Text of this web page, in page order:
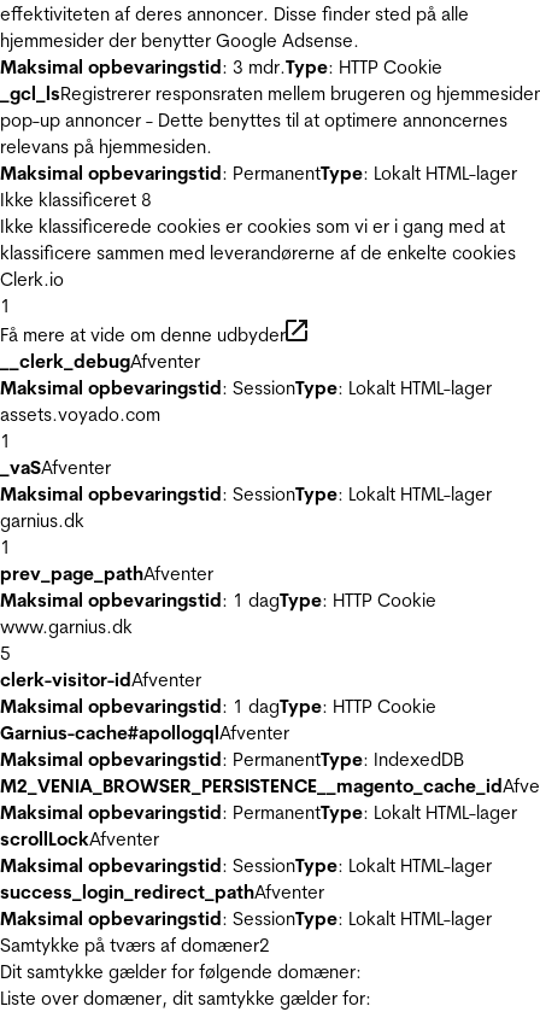
effektiviteten af deres annoncer. Disse finder sted på alle
hjemmesider der benytter Google Adsense.
Maksimal opbevaringstid: 3 mdr.Type: HTTP Cookie
_gcl_lsRegistrerer responsraten mellem brugeren og
pop-up annoncer - Dette benyttes til at optimere annoncernes
relevans på hjemmesiden.
Maksimal opbevaringstid: PermanentType: Lokalt HTML-lager
Ikke klassificeret 8
Ikke klassificerede cookies er cookies som vi er i gang med at
klassificere sammen med leverandørerne af de enkelte cookies
Clerk.io
1
Få mere at vide om denne udbyder
__clerk_debugAfventer
Maksimal opbevaringstid: SessionType: Lokalt HTML-lager
assets.voyado.com
1
_vaSAfventer
Maksimal opbevaringstid: SessionType: Lokalt HTML-lager
garnius.dk
1
prev_page_pathAfventer
Maksimal opbevaringstid: 1 dagType: HTTP Cookie
www.garnius.dk
5
clerk-visitor-idAfventer
Maksimal opbevaringstid: 1 dagType: HTTP Cookie
Garnius-cache#apollogqlAfventer
Maksimal opbevaringstid: PermanentType: IndexedDB
M2_VENIA_BROWSER_PERSISTENCE__magento_cache_id
Maksimal opbevaringstid: PermanentType: Lokalt HTML-lager
scrollLockAfventer
Maksimal opbevaringstid: SessionType: Lokalt HTML-lager
success_login_redirect_pathAfventer
Maksimal opbevaringstid: SessionType: Lokalt HTML-lager
Samtykke på tværs af domæner2
Dit samtykke gælder for følgende domæner:
Liste over domæner, dit samtykke gælder for: